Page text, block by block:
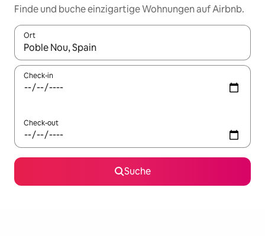
Finde und buche einzigartige Wohnungen auf Airbnb.
Ort
Wenn Ergebnisse verfügbar sind, navigiere mit den
Check-in
Check-out
Suche